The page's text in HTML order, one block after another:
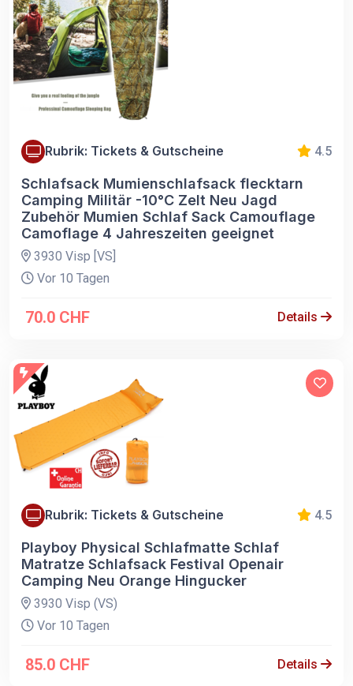
Rubrik: Tickets & Gutscheine 4.5
Schlafsack Mumienschlafsack flecktarn
Camping Militär -10°C Zelt Neu Jagd
Zubehör Mumien Schlaf Sack Camouflage
Camoflage 4 Jahreszeiten geeignet
3930 Visp [VS]
Vor 10 Tagen
70.0 CHF Details
Rubrik: Tickets & Gutscheine 4.5
Playboy Physical Schlafmatte Schlaf
Matratze Schlafsack Festival Openair
Camping Neu Orange Hingucker
3930 Visp (VS)
Vor 10 Tagen
85.0 CHF Details